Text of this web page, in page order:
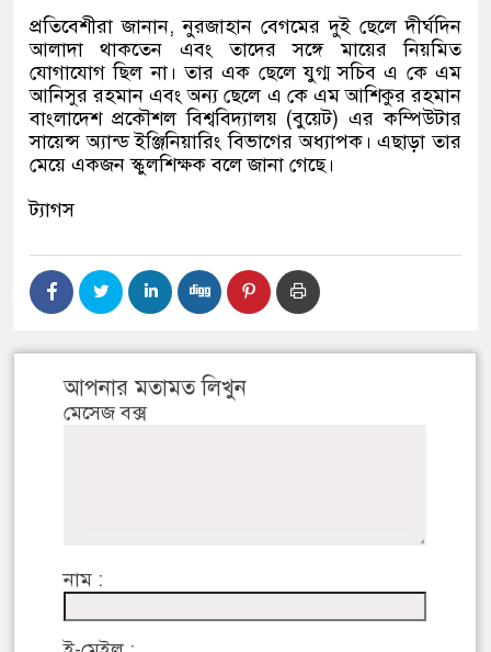
প্রতিবেশীরা জানান,নুরজাহান বেগমের দুই ছেলে দীর্ঘদিন
আলাদা থাকতেন এবং তাদের সঙ্গে মায়ের নিয়মিত
যোগাযোগ ছিল না। তার এক ছেলে যুগ্ম সচিব এ কে এম
আনিসুর রহমান এবং অন্য ছেলে এ কে এম আশিকুর রহমান
বাংলাদেশ প্রকৌশল বিশ্ববিদ্যালয়(বুয়েট)এর কম্পিউটার
সায়েন্স অ্যান্ড ইঞ্জিনিয়ারিং বিভাগের অধ্যাপক। এছাড়া তার
মেয়ে একজন স্কুলশিক্ষক বলে জানা গেছে।
ট্যাগস
আপনার মতামত লিখুন
মেসেজ বক্স
নাম :